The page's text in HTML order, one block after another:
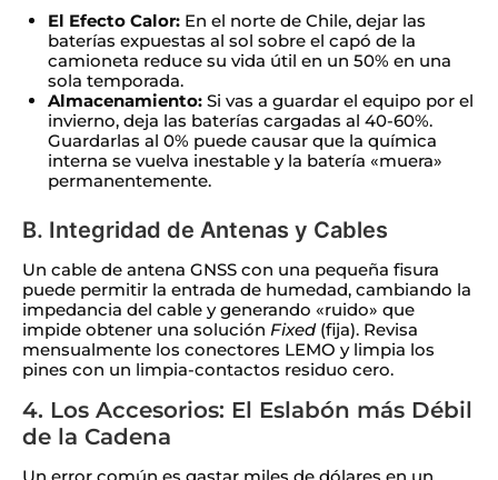
El Efecto Calor:En el norte de Chile, dejar las
baterías expuestas al sol sobre el capó de la
camioneta reduce su vida útil en un 50% en una
sola temporada.
Almacenamiento:Si vas a guardar el equipo por el
invierno, deja las baterías cargadas al 40-60%.
Guardarlas al 0% puede causar que la química
interna se vuelva inestable y la batería «muera»
permanentemente.
B. Integridad de Antenas y Cables
Un cable de antena GNSS con una pequeña fisura
puede permitir la entrada de humedad, cambiando la
impedancia del cable y generando «ruido» que
impide obtener una solución Fixed(fija). Revisa
mensualmente los conectores LEMO y limpia los
pines con un limpia-contactos residuo cero.
4. Los Accesorios: El Eslabón más Débil
de la Cadena
Un error común es gastar miles de dólares en un